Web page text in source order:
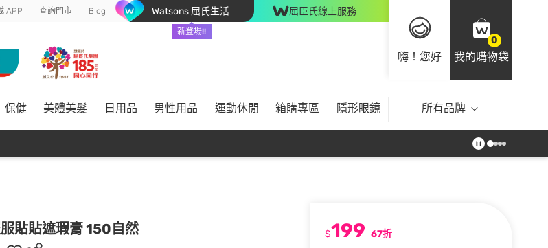
APP 查詢門市 Blog Watsons 屈氏生活
新登場!!
屈臣氏線上服務
嗨！您好
0
我的購物袋
保健 美體美髮 日用品 男性用品 運動休閒 箱購專區 隱形眼鏡 所有品牌
貼貼遮瑕膏 150自然
$199 67折